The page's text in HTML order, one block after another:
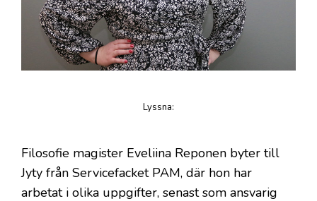
Lyssna:
Filosofie magister Eveliina Reponen byter till
Jyty från Servicefacket PAM, där hon har
arbetat i olika uppgifter, senast som ansvarig